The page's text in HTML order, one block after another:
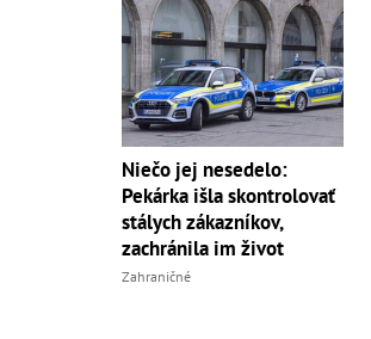
Niečo jej nesedelo:
Pekárka išla skontrolovať
stálych zákazníkov,
zachránila im život
Zahraničné